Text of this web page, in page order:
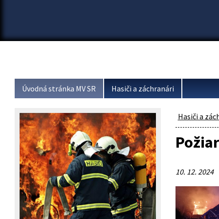
Úvodná stránka MV SR Hasiči a záchranári
Hasiči a
10. 12. 2024